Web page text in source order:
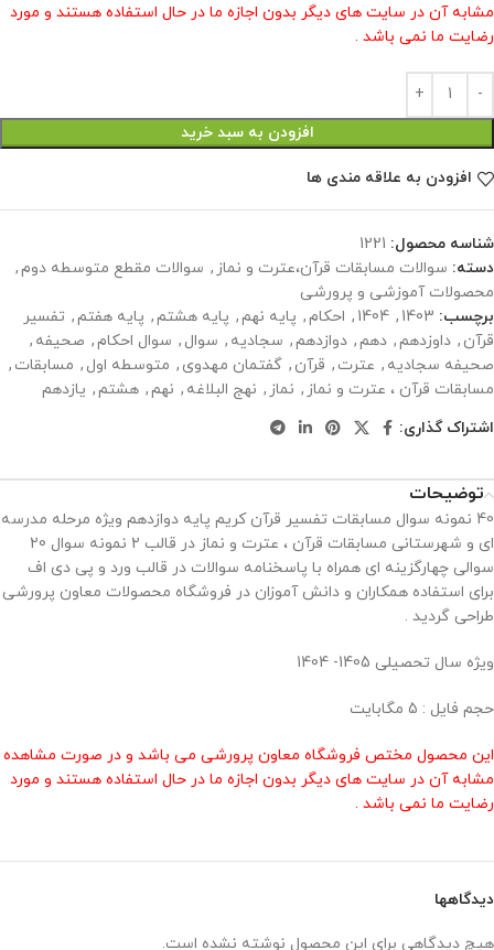
مشابه آن در سایت های دیگر بدون اجازه ما در حال استفاده هستند و مورد
رضایت ما نمی باشد .
افزودن به سبد خرید
افزودن به علاقه مندی ها
شناسه محصول: 1221
دسته: سوالات مسابقات قرآن،عترت و نماز , سوالات مقطع متوسطه دوم,
محصولات آموزشی و پرورشی
برچسب: 1403
,
1404
, احکام, پایه نهم, پایه هشتم, پایه هفتم, تفسیر
قرآن , داوزدهم, دهم, دوازدهم, سجادیه , سوال , سوال احکام, صحیفه ,
صحیفه سجادیه , عترت , قرآن , گفتمان مهدوی , متوسطه اول , مسابقات ,
مسابقات قرآن ، عترت و نماز , نماز , نهج البلاغه , نهم, هشتم, یازدهم
اشتراک گذاری:
توضیحات
40 نمونه سوال مسابقات تفسیر قرآن کریم پایه دوازدهم ویژه مرحله مدرسه
ای و شهرستانی مسابقات قرآن ، عترت و نماز در قالب 2 نمونه سوال 20
سوالی چهارگزینه ای همراه با پاسخنامه سوالات در قالب ورد و پی دی اف
برای استفاده همکاران و دانش آموزان در فروشگاه محصولات معاون پرورشی
طراحی گردید .
ویژه سال تحصیلی 1405- 1404
حجم فایل : 5 مگابایت
این محصول مختص فروشگاه معاون پرورشی می باشد و در صورت مشاهده
مشابه آن در سایت های دیگر بدون اجازه ما در حال استفاده هستند و مورد
رضایت ما نمی باشد .
دیدگاهها
هیچ دیدگاهی برای این محصول نوشته نشده است.